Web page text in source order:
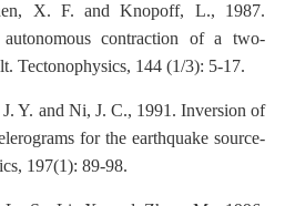
X. F. and Knopoff, L., 1987.
autonomous contraction of a two-
Tectonophysics, 144 (1/3): 5-17.
Y. and Ni, J. C., 1991. Inversion of
for the earthquake source-
197(1): 89-98.